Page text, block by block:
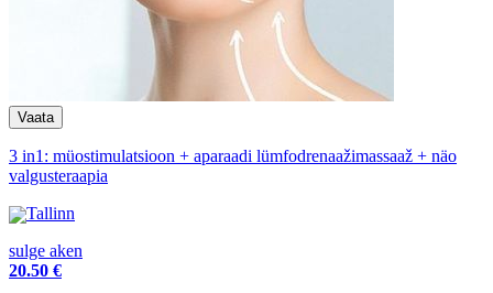
3 in1: müostimulatsioon + aparaadi lümfodrenaažimassaaž + näo
valgusteraapia
Tallinn
sulge aken
20.50 €